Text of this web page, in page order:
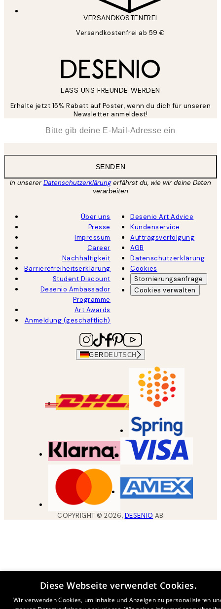
VERSANDKOSTENFREI
Versandkostenfrei ab 59 €
LASS UNS FREUNDE WERDEN
Erhalte jetzt 15% Rabatt auf Poster, wenn du dich für unseren
Newsletter anmeldest!
SENDEN
In unsererDatenschutzerklärungerfährst du, wie wir deine Daten
verarbeiten
Über uns
Presse
Impressum
Career
Nachhaltigkeit
Barrierefreiheitserklärung
Student Discount
Desenio Ambassador
Programme
Art Awards
Anmeldung (geschäftlich)
Desenio Art Advice
Kundenservice
Auftragsverfolgung
AGB
Datenschutzerklärung
Cookies
Stornierungsanfrage
Cookies verwalten
GER DEUTSCH
COPYRIGHT ©2026, DESENIO AB
Diese Webseite verwendet Cookies.
Wir verwenden Cookies, um Inhalte und Anzeigen zu personalisieren